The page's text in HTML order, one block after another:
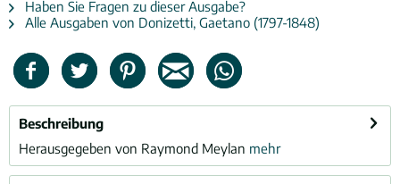
Haben Sie Fragen zu dieser Ausgabe?
Alle Ausgaben von Donizetti, Gaetano (1797-1848)
Beschreibung
Herausgegeben von Raymond Meylan mehr